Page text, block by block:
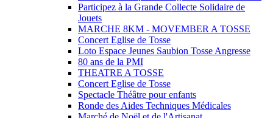
Participez à la Grande Collecte Solidaire de
Jouets
MARCHE 8KM - MOVEMBER A TOSSE
Concert Eglise de Tosse
Loto Espace Jeunes Saubion Tosse Angresse
80 ans de la PMI
THEATRE A TOSSE
Concert Eglise de Tosse
Spectacle Théâtre pour enfants
Ronde des Aides Techniques Médicales